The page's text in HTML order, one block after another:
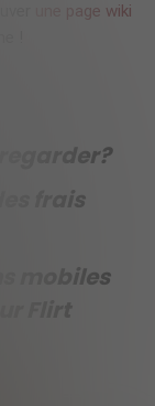
une page wiki
frais
mobiles
Flirt